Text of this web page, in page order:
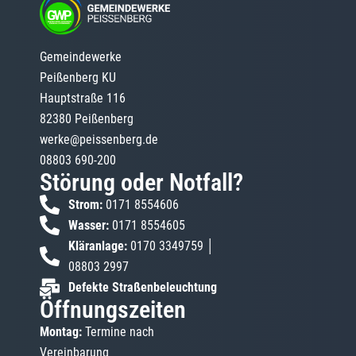
Gemeindewerke
Peißenberg KU
Hauptstraße 116
82380 Peißenberg
werke@peissenberg.de
08803 690-200
Störung oder Notfall?
Strom: 0171 8554606
Wasser: 0171 8554605
Kläranlage: 0170 3349759 │
08803 2997
Defekte Straßenbeleuchtung
Öffnungszeiten
Montag: Termine nach
Vereinbarung